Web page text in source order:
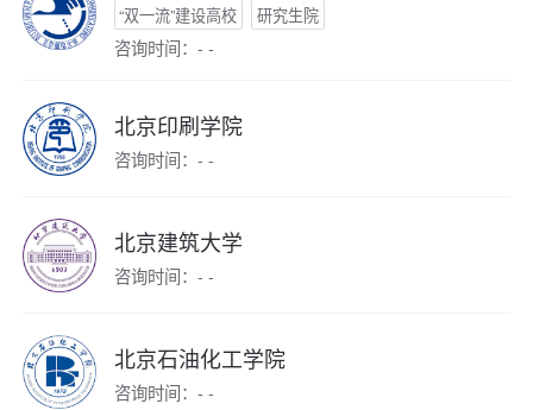
“双一流”建设高校 研究生院
咨询时间：- -
北京印刷学院
咨询时间：- -
北京建筑大学
咨询时间：- -
北京石油化工学院
咨询时间：- -